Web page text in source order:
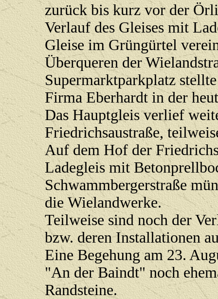
zurück bis kurz vor der
Verlauf des Gleises mit
Gleise im Grüngürtel
Überqueren der
Supermarktparkplatz
Firma Eberhardt in der
Das Hauptgleis verlief
Friedrichsaustraße,
Auf dem Hof der
Ladegleis mit
Schwammbergerstraße
die Wielandwerke.
Teilweise sind noch der
bzw. deren Installationen
Eine Begehung am 23.
"An der Baindt" noch
Randsteine.